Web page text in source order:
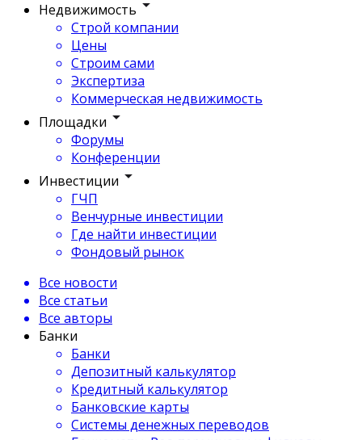
Недвижимость
Строй компании
Цены
Строим сами
Экспертиза
Коммерческая недвижимость
Площадки
Форумы
Конференции
Инвестиции
ГЧП
Венчурные инвестиции
Где найти инвестиции
Фондовый рынок
Все новости
Все статьи
Все авторы
Банки
Банки
Депозитный калькулятор
Кредитный калькулятор
Банковские карты
Системы денежных переводов